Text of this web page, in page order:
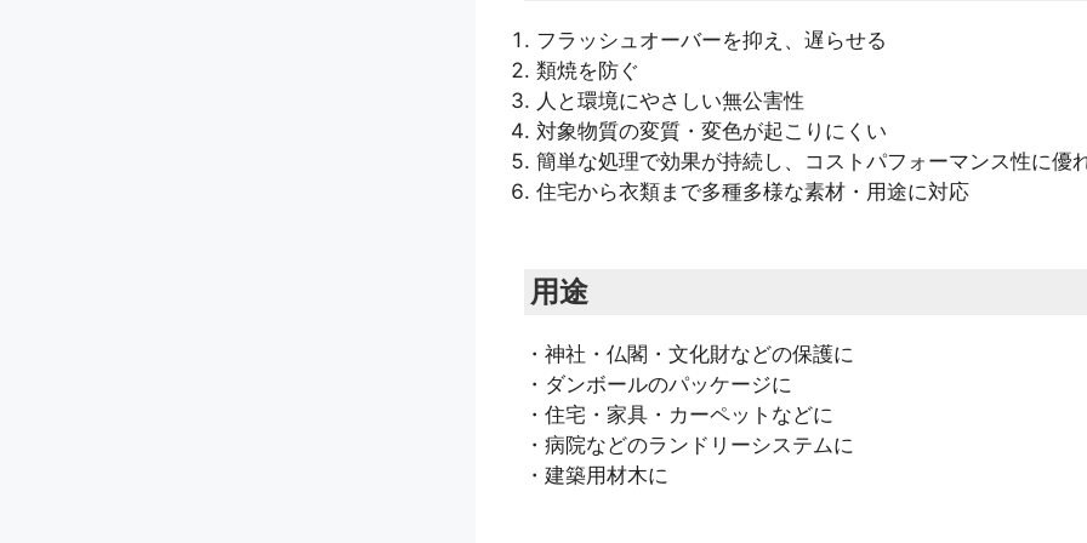
フラッシュオーバーを抑え、遅らせる
類焼を防ぐ
人と環境にやさしい無公害性
対象物質の変質・変色が起こりにくい
簡単な処理で効果が持続し、コストパフォーマンス性に優
住宅から衣類まで多種多様な素材・用途に対応
用途
・神社・仏閣・文化財などの保護に
・ダンボールのパッケージに
・住宅・家具・カーペットなどに
・病院などのランドリーシステムに
・建築用材木に